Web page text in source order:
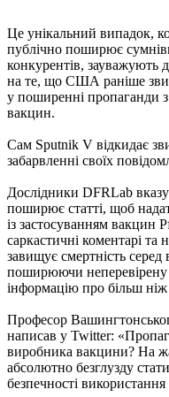
Це унікальний випадок,
публічно поширює
конкурентів, зауважують
на те, що США раніше
у поширенні пропаганди
вакцин.
Сам Sputnik V відкидає
забарвленні своїх
Дослідники DFRLab
поширює статті, щоб
із застосуванням вакцин
саркастичні коментарі
завищує смертність
поширюючи
інформацію про більш
Професор
написав у Twitter:
виробника вакцини? На
абсолютно безглузду
безпечності